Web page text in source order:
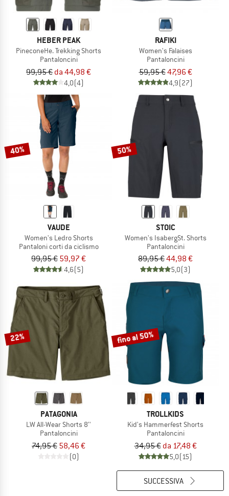
HEBER PEAK
PineconeHe. Trekking Shorts
Pantaloncini
99,95 € da 44,98 €
4,0(4)
RAFIKI
Women's Falaises
Pantaloncini
59,95 €47,96 €
4,9(27)
40%
VAUDE
Women's Ledro Shorts
Pantaloni corti da ciclismo
99,95 € 59,97 €
4,6(5)
50%
STOIC
Women's IsabergSt. Shorts
Pantaloncini
89,95 €44,98 €
5,0(3)
22%
PATAGONIA
LW All-Wear Shorts 8''
Pantaloncini
74,95 € 58,46 €
(0)
fino al 50%
TROLLKIDS
Kid's Hammerfest Shorts
Pantaloncini
34,95 € da 17,48 €
5,0(15)
SUCCESSIVA